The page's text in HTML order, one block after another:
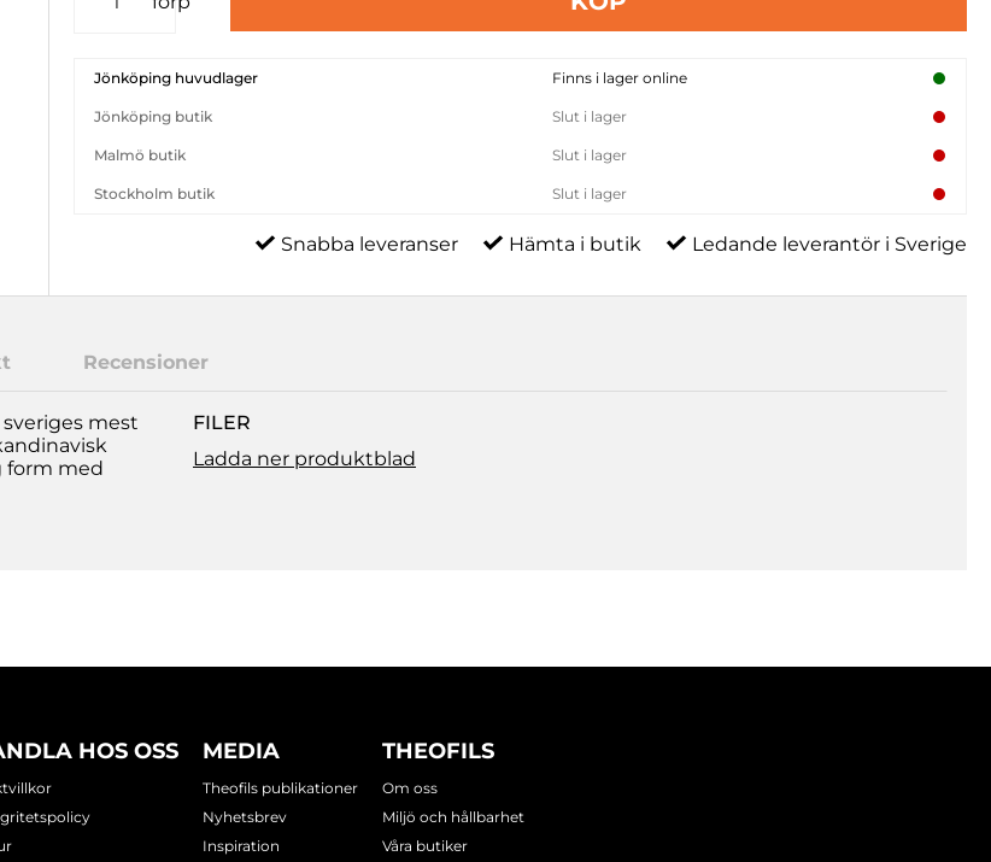
Jönköping huvudlager Finns i lager online
Jönköping butik Slut i lager
Malmö butik Slut i lager
Stockholm butik Slut i lager
Snabba leveranser Hämta i butik Ledande leverantör i Sverige
Recensioner
mest
form med
FILER
Ladda ner produktblad
HOS OSS MEDIA
Theofils publikationer
Nyhetsbrev
Inspiration
THEOFILS
Om oss
Miljö och hållbarhet
Våra butiker